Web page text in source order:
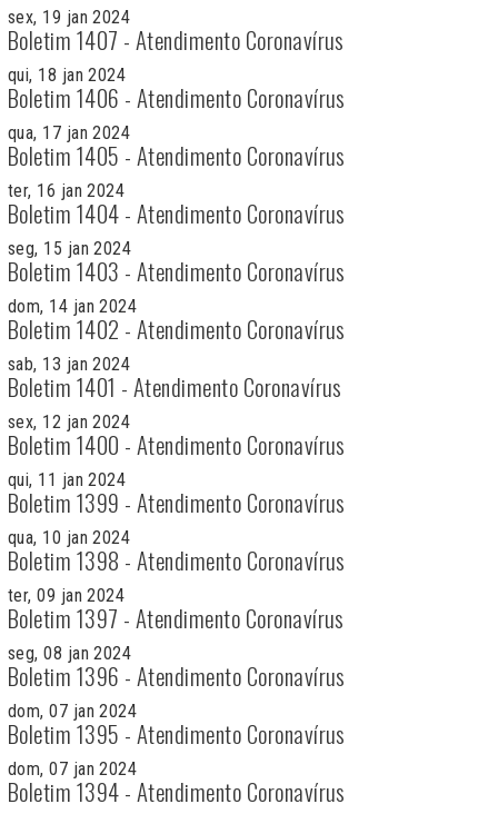
sex, 19 jan 2024
Boletim 1407 - Atendimento Coronavírus
qui, 18 jan 2024
Boletim 1406 - Atendimento Coronavírus
qua, 17 jan 2024
Boletim 1405 - Atendimento Coronavírus
ter, 16 jan 2024
Boletim 1404 - Atendimento Coronavírus
seg, 15 jan 2024
Boletim 1403 - Atendimento Coronavírus
dom, 14 jan 2024
Boletim 1402 - Atendimento Coronavírus
sab, 13 jan 2024
Boletim 1401 - Atendimento Coronavírus
sex, 12 jan 2024
Boletim 1400 - Atendimento Coronavírus
qui, 11 jan 2024
Boletim 1399 - Atendimento Coronavírus
qua, 10 jan 2024
Boletim 1398 - Atendimento Coronavírus
ter, 09 jan 2024
Boletim 1397 - Atendimento Coronavírus
seg, 08 jan 2024
Boletim 1396 - Atendimento Coronavírus
dom, 07 jan 2024
Boletim 1395 - Atendimento Coronavírus
dom, 07 jan 2024
Boletim 1394 - Atendimento Coronavírus